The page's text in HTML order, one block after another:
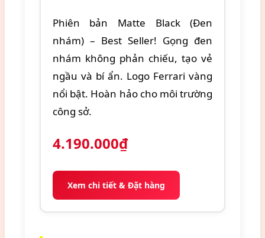
Phiên bản Matte Black (Đen
nhám) – Best Seller! Gọng đen
nhám không phản chiếu, tạo vẻ
ngầu và bí ẩn. Logo Ferrari vàng
nổi bật. Hoàn hảo cho môi trường
công sở.
4.190.000₫
Xem chi tiết & Đặt hàng